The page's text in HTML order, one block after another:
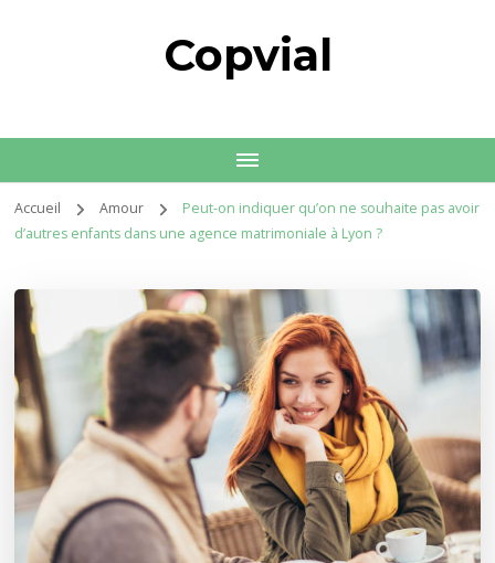
Copvial
Accueil Amour
Peut-on indiquer qu’on ne souhaite pas avoir
d’autres enfants dans une agence matrimoniale à Lyon ?